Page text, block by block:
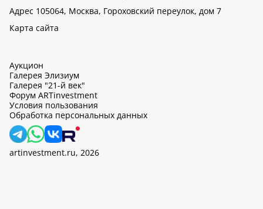
Адрес 105064, Москва, Гороховский переулок, дом 7
Карта сайта
Аукцион
Галерея Элизиум
Галерея "21-й век"
Форум ARTinvestment
Условия пользования
Обработка персональных данных
artinvestment.ru, 2026